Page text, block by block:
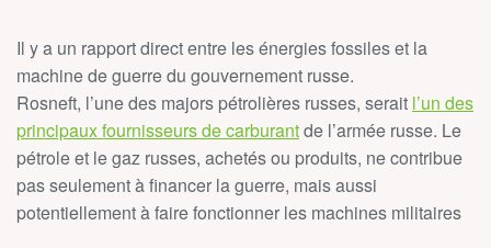
Il y a un rapport direct entre les énergies fossiles et la
machine de guerre du gouvernement russe.
Rosneft, l’une des majors pétrolières russes, serait l’un des
principaux fournisseurs de carburantde l’armée russe. Le
pétrole et le gaz russes, achetés ou produits, ne contribue
pas seulement à financer la guerre, mais aussi
potentiellement à faire fonctionner les machines militaires